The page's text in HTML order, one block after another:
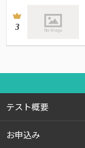
3
テスト概要
お申込み